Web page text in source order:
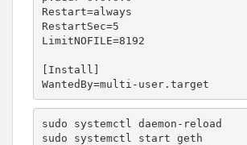
Restart=always
RestartSec=5
LimitNOFILE=8192
[Install]
WantedBy=multi-user.target
sudo systemctl daemon-reload
sudo systemctl start geth